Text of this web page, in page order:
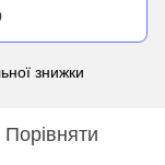
знижки
Порівняти